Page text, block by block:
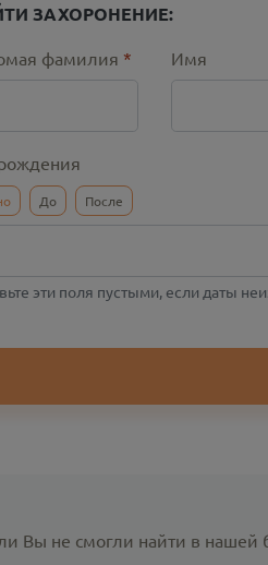
ЗАХОРОНЕНИЕ:
фамилия * Имя
До После
эти поля пустыми, если даты
Вы не смогли найти в нашей